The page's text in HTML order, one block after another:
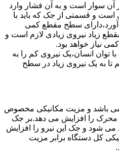
سوار است و به آن فشار وارد
است و قسمتی از جک که باید با
سطح مقطع کمی
زیاد نیروی زیادی لازم است و
نیاز خواهد بود.
توان انسان،یک نیروی کم را به
به یک نیروی زیاد در سطح
باشد و مزیت مکانیکی مخصوص
محرک را افزایش می دهد.بر جک
می شود و جک این نیرو را افزایش
کل دستگاه برابر مزیت